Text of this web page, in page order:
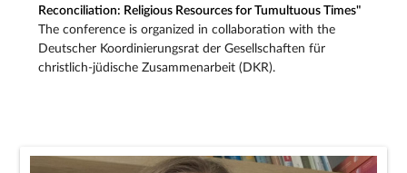
Reconciliation: Religious Resources for Tumultuous Times"
The conference is organized in collaboration with the
Deutscher Koordinierungsrat der Gesellschaften für
christlich-jüdische Zusammenarbeit (DKR).